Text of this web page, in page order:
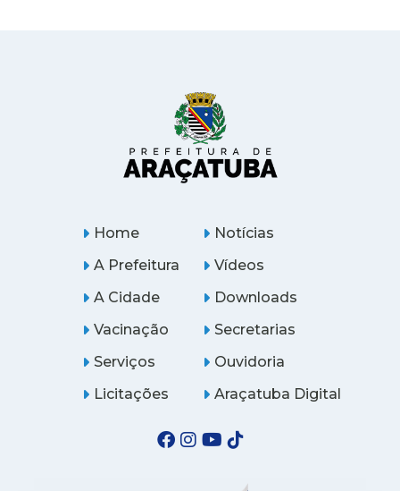
Home
A Prefeitura
A Cidade
Notícias
Vídeos
Downloads
Vacinação
Serviços
Licitações
Secretarias
Ouvidoria
Araçatuba Digital